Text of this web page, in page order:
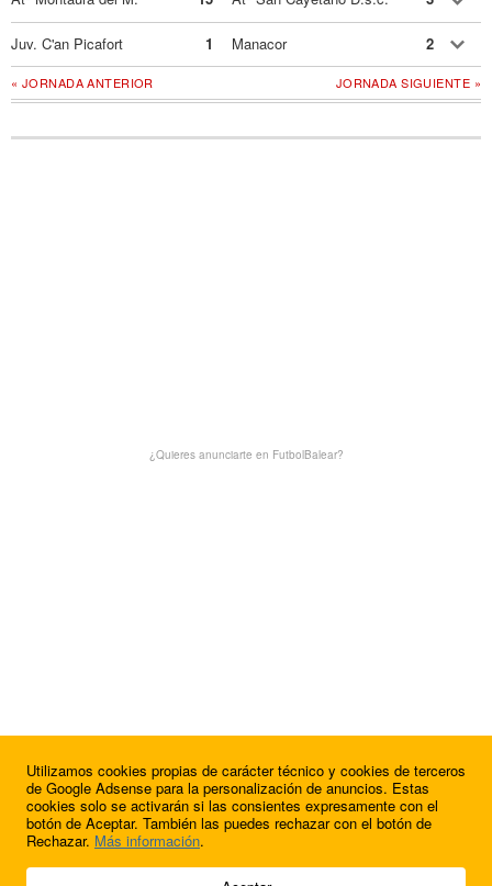
Juv. C'an Picafort 1 Manacor 2
JORNADA SIGUIENTE »
« JORNADA ANTERIOR
¿Quieres anunciarte en FutbolBalear?
¿Quieres anunciarte en FutbolBalear?
© 2009 - 2026 Soluciones Corporativas IP, SL.
Utilizamos cookies propias de carácter técnico y cookies de terceros
de Google Adsense para la personalización de anuncios. Estas
cookies solo se activarán si las consientes expresamente con el
botón de Aceptar. También las puedes rechazar con el botón de
Rechazar. Más información.